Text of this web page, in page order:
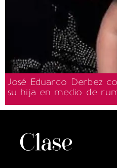
José Eduardo Derbez
su hija en medio de